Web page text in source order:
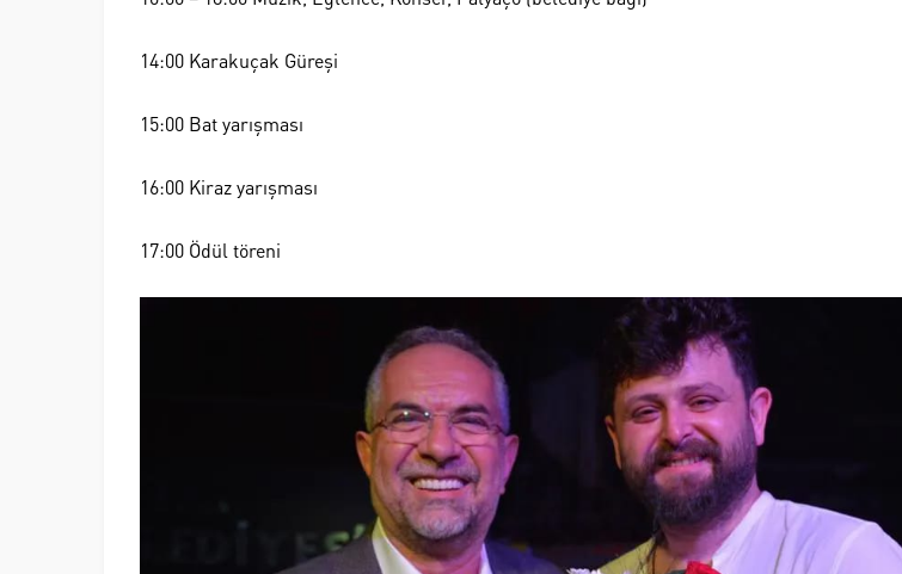
14:00 Karakuçak Güreşi
15:00 Bat yarışması
16:00 Kiraz yarışması
17:00 Ödül töreni